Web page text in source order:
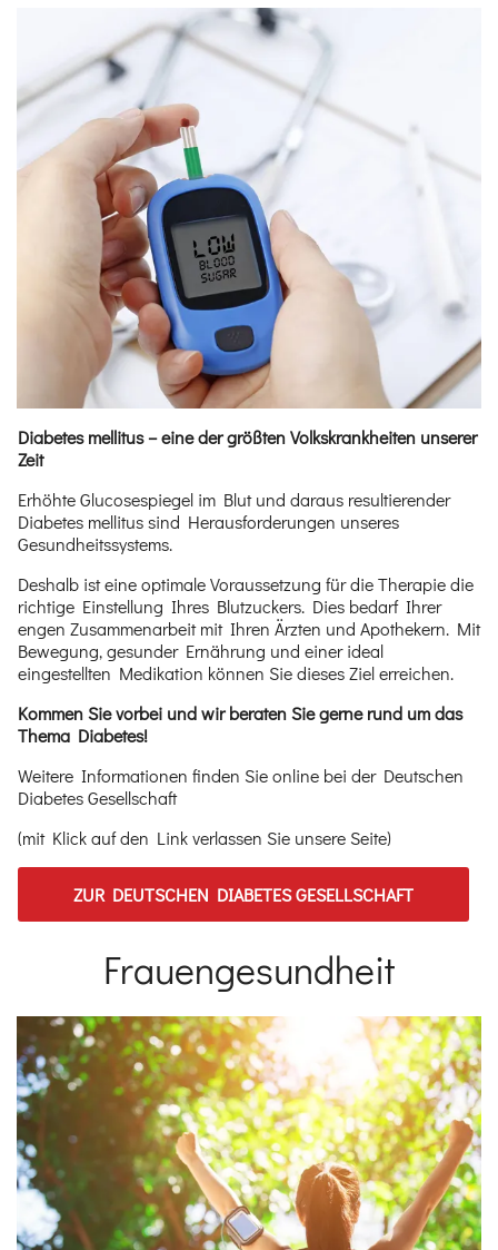
Diabetes mellitus – eine der größten Volkskrankheiten unserer
Zeit
Erhöhte Glucosespiegel im Blut und daraus resultierender
Diabetes mellitus sind Herausforderungen unseres
Gesundheitssystems.
Deshalb ist eine optimale Voraussetzung für die Therapie die
richtige Einstellung Ihres Blutzuckers. Dies bedarf Ihrer
engen Zusammenarbeit mit Ihren Ärzten und Apothekern. Mit
Bewegung, gesunder Ernährung und einer ideal
eingestellten Medikation können Sie dieses Ziel erreichen.
Kommen Sie vorbei und wir beraten Sie gerne rund um das
Thema Diabetes!
Weitere Informationen finden Sie online bei der Deutschen
Diabetes Gesellschaft
(mit Klick auf den Link verlassen Sie unsere Seite)
ZUR DEUTSCHEN DIABETES GESELLSCHAFT
Einleitung
Frauengesundheit